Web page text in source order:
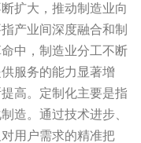
扩大，推动制造业向
产业间深度融合和制
中，制造业分工不断
服务的能力显著增
高。定制化主要是指
造。通过技术进步、
用户需求的精准把